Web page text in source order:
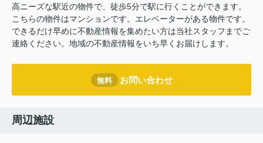
高ニーズな駅近の物件で、徒歩5分で駅に行くことができます。
こちらの物件はマンションです。エレベーターがある物件です。
できるだけ早めに不動産情報を集めたい方は当社スタッフまでご
連絡ください。地域の不動産情報をいち早くお届けします。
無料 お問い合わせ
周辺施設